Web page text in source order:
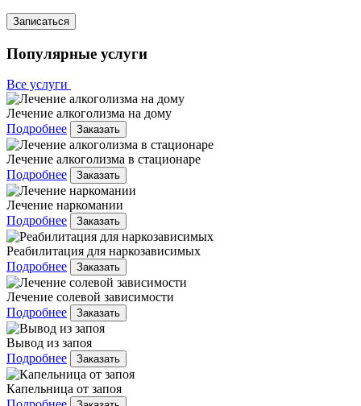
Записаться
Популярные услуги
Все услуги
Лечение алкоголизма на дому
Подробнее
Заказать
Лечение алкоголизма в стационаре
Подробнее
Заказать
Лечение наркомании
Подробнее
Заказать
Реабилитация для наркозависимых
Подробнее
Заказать
Лечение солевой зависимости
Подробнее
Заказать
Вывод из запоя
Подробнее
Заказать
Капельница от запоя